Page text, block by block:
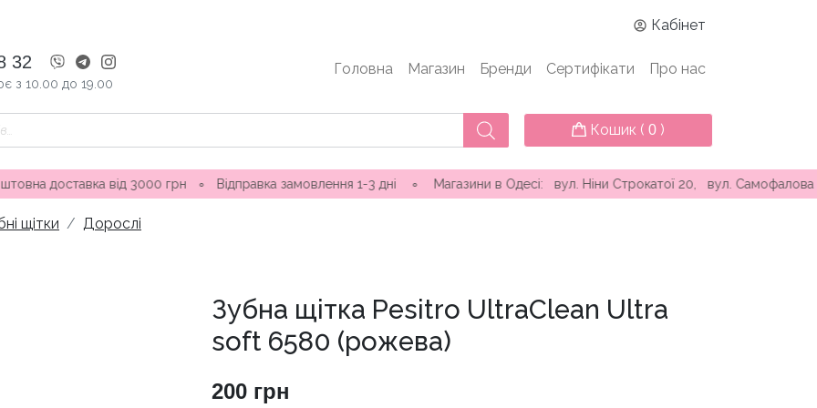
Кабінет
32
з 10.00 до 19.00
Головна Магазин Бренди Сертифікати Про нас
Кошик ( 0 )
від 3000 грн∘Відправка замовлення 1-3 дні ∘ Магазини в Одесі: вул. Ніни Строкатої 20, вул. Самофалова (
щітки Дорослі
Зубна щітка Pesitro UltraClean Ultra
soft 6580 (рожева)
200 грн